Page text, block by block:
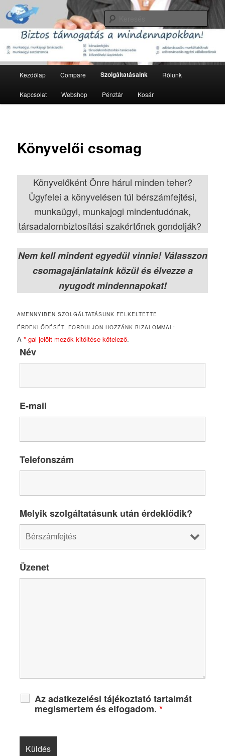
Tovább
az
elsődleges
tartalomraOffix Europe Kft.
Munkajog, munkaügy, adózás, könyvelés
Kezdőlap Compare Szolgáltatásaink Rólunk
Kapcsolat Webshop Pénztár Kosár
Könyvelői csomag
Könyvelőként Önre hárul minden teher?
Ügyfelei a könyvelésen túl bérszámfejtési,
munkaügyi, munkajogi mindentudónak,
társadalombiztosítási szakértőnek gondolják?
Nem kell mindent egyedül vinnie! Válasszon
csomagajánlataink közül és élvezze a
nyugodt mindennapokat!
AMENNYIBEN SZOLGÁLTATÁSUNK FELKELTETTE
ÉRDEKLŐDÉSÉT, FORDULJON HOZZÁNK BIZALOMMAL:
A*-gal jelölt mezők kitöltése kötelező.
Név
E-mail
Telefonszám
Melyik szolgáltatásunk után érdeklődik?
Üzenet
Az adatkezelési tájékoztató tartalmát
megismertem és elfogadom.*